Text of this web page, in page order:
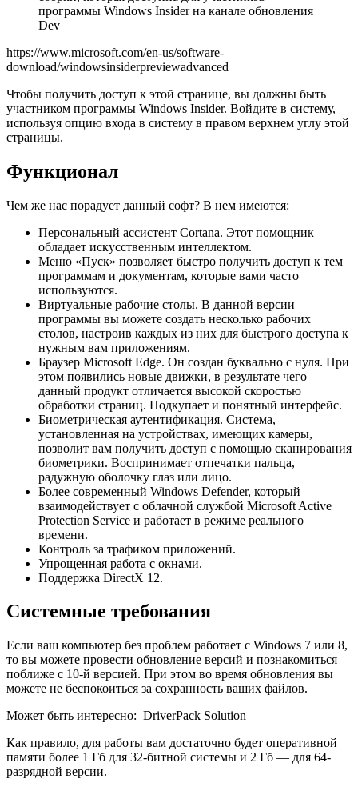
программы Windows Insider на канале обновления
Dev
https://www.microsoft.com/en-us/software-
download/windowsinsiderpreviewadvanced
Чтобы получить доступ к этой странице, вы должны быть
участником программы Windows Insider. Войдите в систему,
используя опцию входа в систему в правом верхнем углу этой
страницы.
Функционал
Чем же нас порадует данный софт? В нем имеются:
Персональный ассистент Cortana. Этот помощник
обладает искусственным интеллектом.
Меню «Пуск» позволяет быстро получить доступ к тем
программам и документам, которые вами часто
используются.
Виртуальные рабочие столы. В данной версии
программы вы можете создать несколько рабочих
столов, настроив каждых из них для быстрого доступа к
нужным вам приложениям.
Браузер Microsoft Edge. Он создан буквально с нуля. При
этом появились новые движки, в результате чего
данный продукт отличается высокой скоростью
обработки страниц. Подкупает и понятный интерфейс.
Биометрическая аутентификация. Система,
установленная на устройствах, имеющих камеры,
позволит вам получить доступ с помощью сканирования
биометрики. Воспринимает отпечатки пальца,
радужную оболочку глаз или лицо.
Более современный Windows Defender, который
взаимодействует с облачной службой Microsoft Active
Protection Service и работает в режиме реального
времени.
Контроль за трафиком приложений.
Упрощенная работа с окнами.
Поддержка DirectX 12.
Системные требования
Если ваш компьютер без проблем работает с Windows 7 или 8,
то вы можете провести обновление версий и познакомиться
поближе с 10-й версией. При этом во время обновления вы
можете не беспокоиться за сохранность ваших файлов.
Может быть интересно: DriverPack Solution
Как правило, для работы вам достаточно будет оперативной
памяти более 1 Гб для 32-битной системы и 2 Гб — для 64-
разрядной версии.